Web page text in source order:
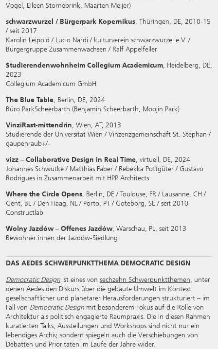
Vogel, Eileen Stornebrink, Maarten Meijer)
schwarzwurzel / Bürgerpark Kopernikus, Thüringen, DE, 2010-15
/ seit 2017
Karolin Leipold / Lucio Nardi / kulturverein schwarzwurzel e.V. /
Bürgergruppe Zusammenwachsen / Ralf Appelfeller
Studierendenwohnheim Collegium Academicum, Heidelberg, DE,
2023
Collegium Academicum GmbH
The Blue Table, Berlin, DE, 2024
Büro ParkScheerbarth (Benjamin Scheerbarth, Moojin Park)
VinziRast-mittendrin, Wien, AT, 2013
Studierende der Universität Wien / Vinzenzgemeinschaft St. Stephan /
gaupenraub+/-
vizz – Collaborative Design in Real Time, virtuell, DE, 2024
Johannes Schwutke / Matthias Faber / Rebekka Pottgüter / Gustavo
Rodrigues in Zusammenarbeit mit HPP Architects
Where the Circle Opens, Berlin, DE / Toulouse, FR / Lausanne, CH /
Gent, BE / Den Haag, NL / Porto, PT / Göteborg, SE / seit 2010
Constructlab
Wolny Jazdów – Offenes Jazdów, Warschau, PL, seit 2013
Bewohner:innen der Jazdów-Siedlung
DAS AEDES SCHWERPUNKTTHEMA DEMOCRATIC DESIGN
Democratic Design ist eines von sechzehn Schwerpunktthemen, unter
denen Aedes den Diskurs über die gebaute Umwelt im Kontext
gesellschaftlicher und planetarer Herausforderungen strukturiert – im
Fall von Democratic Design mit besonderem Fokus auf die Rolle von
Architektur als politisch engagierte Raumpraxis. Die in diesen Rahmen
kuratierten Talks, Ausstellungen und Workshops sind nicht nur ein
lebendiges Archiv, sondern spiegeln auch die Verschiebungen von
Debatten und Prioritäten im Laufe der Jahre wider.